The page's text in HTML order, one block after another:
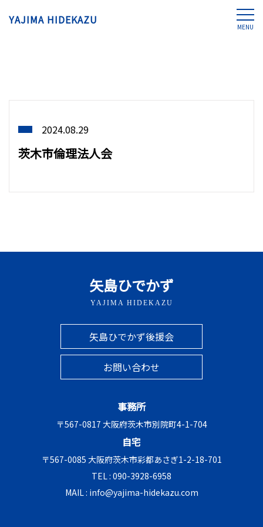
YAJIMA HIDEKAZU
MENU
2024.08.29
茨木市倫理法人会
矢島ひでかず
YAJIMA HIDEKAZU
矢島ひでかず後援会
お問い合わせ
事務所
〒567-0817 大阪府茨木市別院町4-1-704
自宅
〒567-0085 大阪府茨木市彩都あさぎ1-2-18-701
TEL : 090-3928-6958
MAIL : info@yajima-hidekazu.com